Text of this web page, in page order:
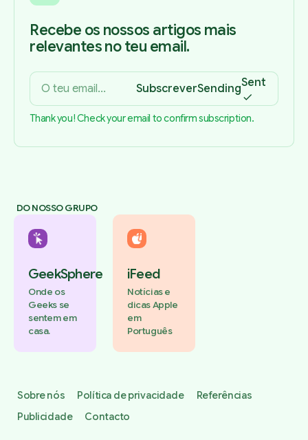
Recebe os nossos artigos mais
relevantes no teu email.
SubscreverSendingSent
Thank you! Check your email to confirm subscription.
DO NOSSO GRUPO
GeekSphere
Onde os
Geeks se
sentem em
casa.
iFeed
Notícias e
dicas Apple
em
Português
Sobre nós Política de privacidade
Referências
Publicidade
Contacto